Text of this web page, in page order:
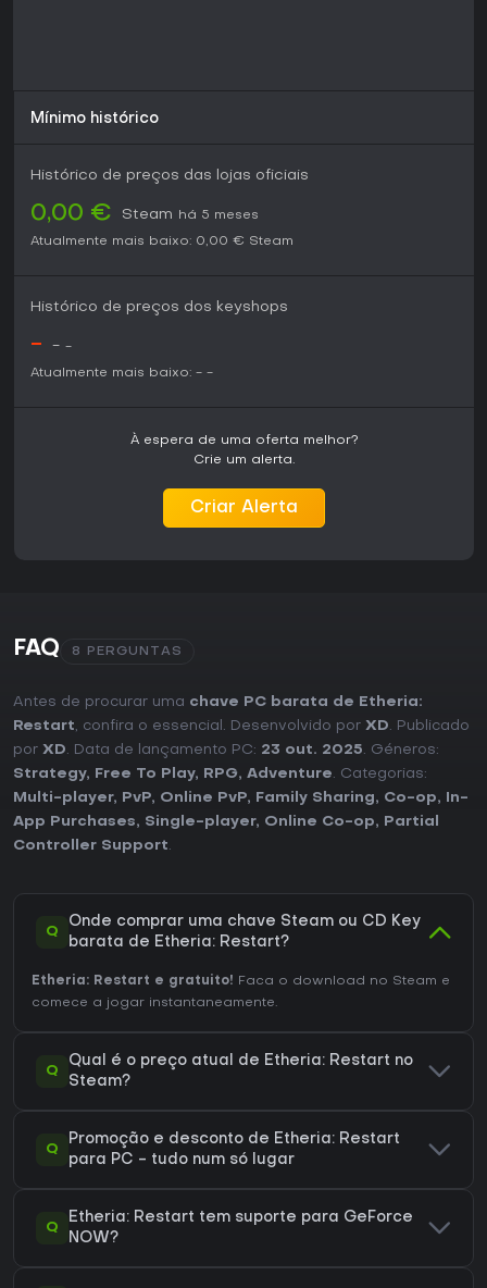
Mínimo histórico
Histórico de preços das lojas oficiais
0,00 € Steam
há 5 meses
Atualmente mais baixo: 0,00 € Steam
Histórico de preços dos keyshops
- - -
Atualmente mais baixo: - -
À espera de uma oferta melhor?
Crie um alerta.
Criar Alerta
FAQ 8 PERGUNTAS
Antes de procurar uma chave PC barata de Etheria:
Restart, confira o essencial. Desenvolvido por XD. Publicado
por XD. Data de lançamento PC: 23 out. 2025. Géneros:
Strategy, Free To Play, RPG, Adventure. Categorias:
Multi-player, PvP, Online PvP, Family Sharing, Co-op,
In-
App Purchases, Single-player, Online Co-op,
Partial
Controller Support.
Q
Onde comprar uma chave Steam ou CD Key
barata de Etheria: Restart?
Etheria: Restart e gratuito! Faca o download no Steam e
comece a jogar instantaneamente.
Q
Qual é o preço atual de Etheria: Restart no
Steam?
Q
Promoção e desconto de Etheria: Restart
para PC - tudo num só lugar
Q
Etheria: Restart tem suporte para GeForce
NOW?